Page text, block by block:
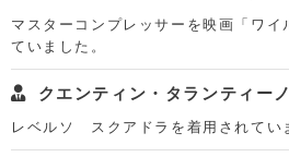
マスターコンプレッサーを映画「ワイ
ていました。
クエンティン・タランティーノ
レベルソ スクアドラを着用されてい